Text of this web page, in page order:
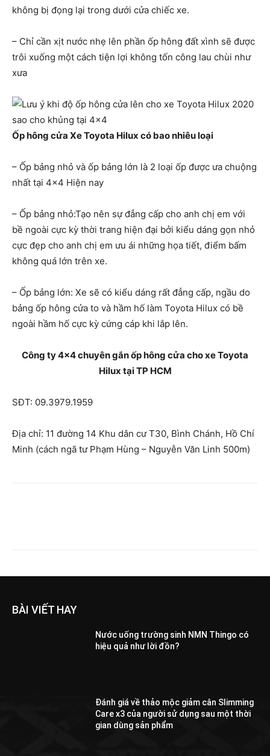
không bị đọng lại trong dưới cửa chiếc xe.
– Chỉ cần xịt nước nhẹ lên phần ốp hông đất xình sẽ được
trôi xuống một cách tiện lợi không tốn công lau chùi như
xưa
Ốp hông cửa Xe Toyota Hilux có bao nhiêu loại
– Ốp bảng nhỏ và ốp bảng lớn là 2 loại ốp được ưa chuộng
nhất tại 4×4 Hiện nay
– Ốp bảng nhỏ:Tạo nên sự đẳng cấp cho anh chị em với
bề ngoài cực kỳ thời trang hiện đại bởi kiểu dáng gọn nhỏ
cực đẹp cho anh chị em ưu ái những họa tiết, điểm bấm
không quá lớn trên xe.
– Ốp bảng lớn: Xe sẽ có kiểu dáng rất đẳng cấp, ngầu do
bảng ốp hông cửa to và hầm hố làm Toyota Hilux có bề
ngoài hầm hố cực kỳ cứng cáp khi lắp lên.
Công ty 4×4 chuyên gắn ốp hông cửa cho xe Toyota
Hilux tại TP HCM
SĐT: 09.3979.1959
Địa chỉ: 11 đường 14 Khu dân cư T30, Bình Chánh, Hồ Chí
Minh (cách ngã tư Phạm Hùng – Nguyễn Văn Linh 500m)
BÀI VIẾT HAY
Nước uống trường sinh NMN Thingo có
hiệu quả như lời đồn?
Đánh giá về thảo mộc giảm cân Slimming
Care x3 của người sử dụng sau một thời
gian dùng sản phẩm